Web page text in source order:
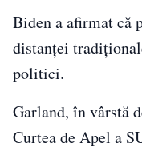
Biden a afirmat că
distanţei
politici.
Garland, în vârstă
Curtea de Apel a